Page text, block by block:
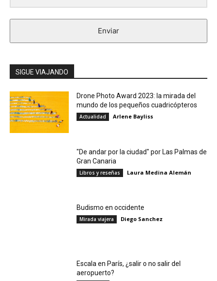
Enviar
SIGUE VIAJANDO
Drone Photo Award 2023: la mirada del
mundo de los pequeños cuadricópteros
Actualidad Arlene Bayliss
"De andar por la ciudad" por Las Palmas de
Gran Canaria
Libros y reseñas Laura Medina Alemán
Budismo en occidente
Mirada viajera Diego Sanchez
Escala en París, ¿salir o no salir del
aeropuerto?